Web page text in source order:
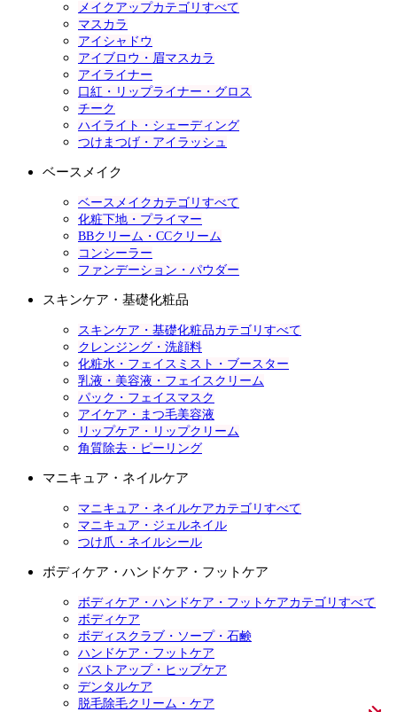
メイクアップカテゴリすべて
マスカラ
アイシャドウ
アイブロウ・眉マスカラ
アイライナー
口紅・リップライナー・グロス
チーク
ハイライト・シェーディング
つけまつげ・アイラッシュ
ベースメイク
ベースメイクカテゴリすべて
化粧下地・プライマー
BBクリーム・CCクリーム
コンシーラー
ファンデーション・パウダー
スキンケア・基礎化粧品
スキンケア・基礎化粧品カテゴリすべて
クレンジング・洗顔料
化粧水・フェイスミスト・ブースター
乳液・美容液・フェイスクリーム
パック・フェイスマスク
アイケア・まつ毛美容液
リップケア・リップクリーム
角質除去・ピーリング
マニキュア・ネイルケア
マニキュア・ネイルケアカテゴリすべて
マニキュア・ジェルネイル
つけ爪・ネイルシール
ボディケア・ハンドケア・フットケア
ボディケア・ハンドケア・フットケアカテゴリすべて
ボディケア
ボディスクラブ・ソープ・石鹸
ハンドケア・フットケア
バストアップ・ヒップケア
デンタルケア
脱毛除毛クリーム・ケア